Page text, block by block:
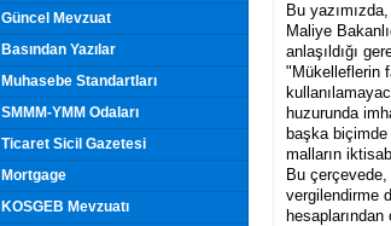
Güncel Mevzuat
Basından Yazılar
Muhasebe Standartları
SMMM-YMM Odaları
Ticaret Sicil Gazetesi
Mortgage
KOSGEB Mevzuatı
Bu
Maliye
anlaşıldığı
"Mükelleflerin
huzurunda
başka
malların
Bu
vergilendirme
hesaplarından